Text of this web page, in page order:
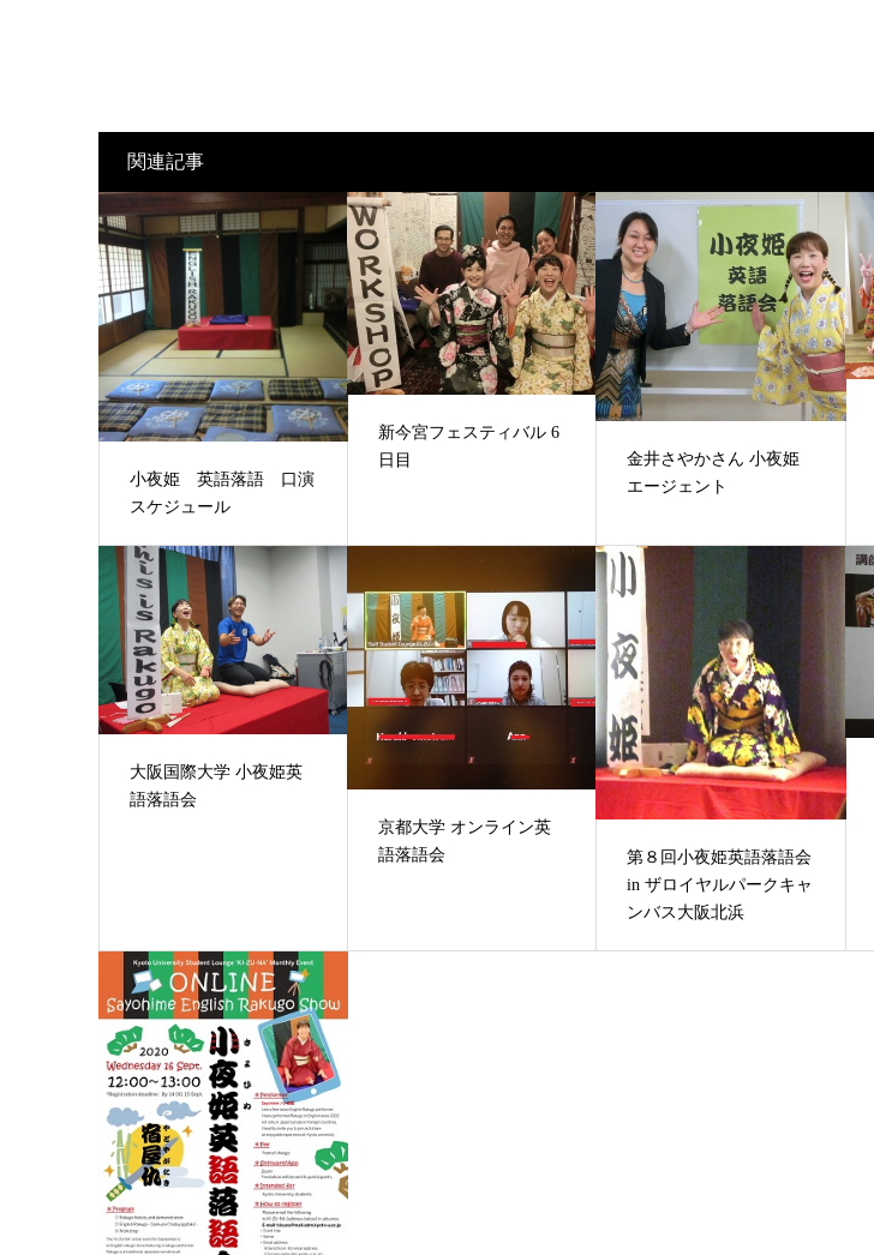
関連記事
小夜姫 英語落語 口演
スケジュール
新今宮フェスティバル 6
日目
金井さやかさん 小夜姫
エージェント
大阪国際大学 小夜姫英
語落語会
京都大学 オンライン英
語落語会
第８回小夜姫英語落語会
in ザロイヤルパークキャ
ンバス大阪北浜